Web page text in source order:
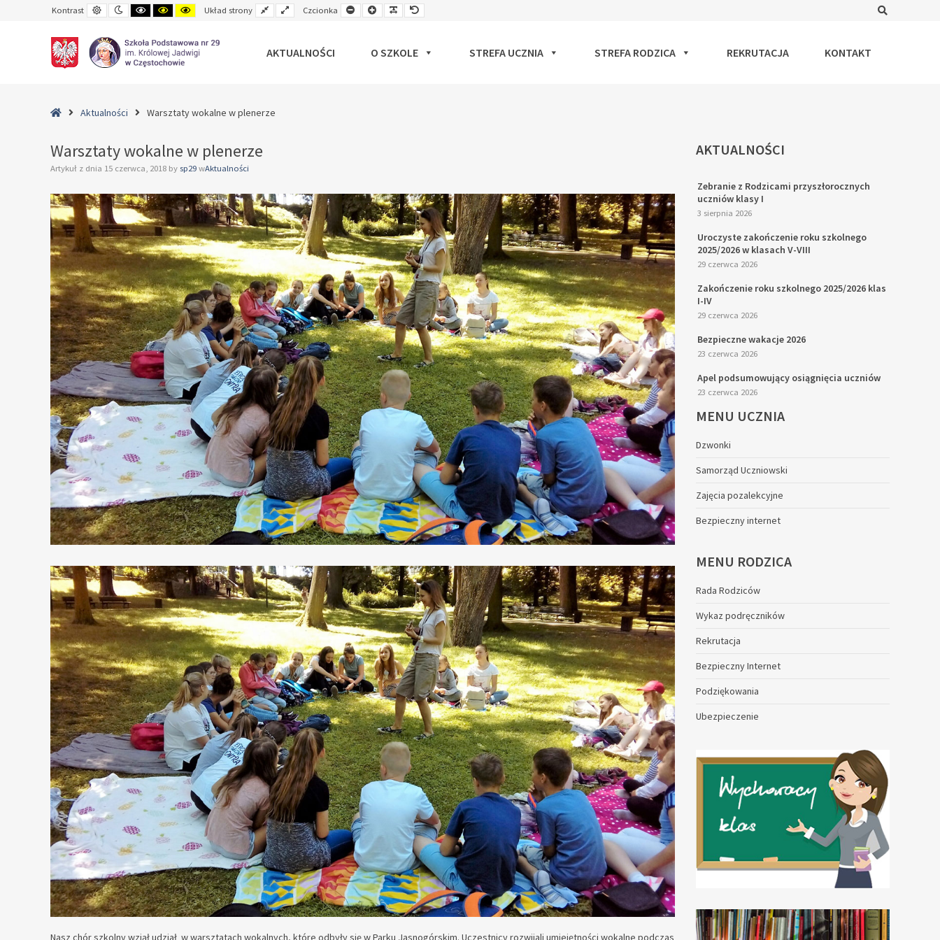
Kontrast
Default
contrast
Night
contrast
Black
and
Black
and
Yellow
and
Układ strony
Fixed
layout
Wide
layout
Czcionka
Smaller
Font
Larger
Font
Readable
Font
Default
Font
AKTUALNOŚCI O SZKOLE STREFA UCZNIA STREFA RODZICA REKRUTACJA KONTAKT
HomeAktualności Warsztaty wokalne w plenerze
Warsztaty wokalne w plenerze
Artykuł z dnia 15 czerwca, 2018 by sp29 wAktualności
Nasz chór szkolny wziął udział w warsztatach wokalnych, które odbyły się w Parku Jasnogórskim. Uczestnicy rozwijali umiejętności wokalne podczas
AKTUALNOŚCI
Zebranie z Rodzicami przyszłorocznych
uczniów klasy I
3 sierpnia 2026
Uroczyste zakończenie roku szkolnego
2025/2026 w klasach V-VIII
29 czerwca 2026
Zakończenie roku szkolnego 2025/2026 klas
I-IV
29 czerwca 2026
Bezpieczne wakacje 2026
23 czerwca 2026
Apel podsumowujący osiągnięcia uczniów
23 czerwca 2026
MENU UCZNIA
Dzwonki
Samorząd Uczniowski
Zajęcia pozalekcyjne
Bezpieczny internet
MENU RODZICA
Rada Rodziców
Wykaz podręczników
Rekrutacja
Bezpieczny Internet
Podziękowania
Ubezpieczenie